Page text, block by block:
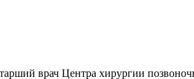
врач Центра хирургии